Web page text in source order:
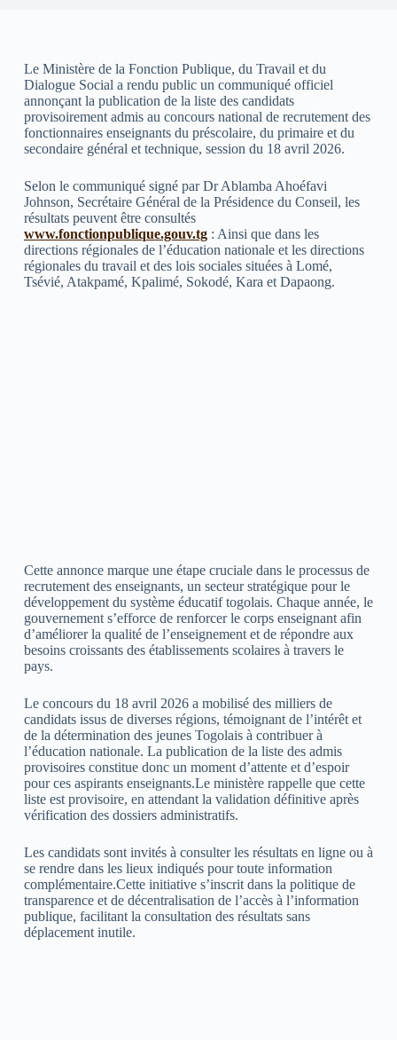
Le Ministère de la Fonction Publique, du Travail et du
Dialogue Social a rendu public un communiqué officiel
annonçant la publication de la liste des candidats
provisoirement admis au concours national de recrutement des
fonctionnaires enseignants du préscolaire, du primaire et du
secondaire général et technique, session du 18 avril 2026.
Selon le communiqué signé par Dr Ablamba Ahoéfavi
Johnson, Secrétaire Général de la Présidence du Conseil, les
résultats peuvent être consultés
www.fonctionpublique.gouv.tg: Ainsi que dans les
directions régionales de l’éducation nationale et les directions
régionales du travail et des lois sociales situées à Lomé,
Tsévié, Atakpamé, Kpalimé, Sokodé, Kara et Dapaong.
Cette annonce marque une étape cruciale dans le processus de
recrutement des enseignants, un secteur stratégique pour le
développement du système éducatif togolais. Chaque année, le
gouvernement s’efforce de renforcer le corps enseignant afin
d’améliorer la qualité de l’enseignement et de répondre aux
besoins croissants des établissements scolaires à travers le
pays.
Le concours du 18 avril 2026 a mobilisé des milliers de
candidats issus de diverses régions, témoignant de l’intérêt et
de la détermination des jeunes Togolais à contribuer à
l’éducation nationale. La publication de la liste des admis
provisoires constitue donc un moment d’attente et d’espoir
pour ces aspirants enseignants.Le ministère rappelle que cette
liste est provisoire, en attendant la validation définitive après
vérification des dossiers administratifs.
Les candidats sont invités à consulter les résultats en ligne ou à
se rendre dans les lieux indiqués pour toute information
complémentaire.Cette initiative s’inscrit dans la politique de
transparence et de décentralisation de l’accès à l’information
publique, facilitant la consultation des résultats sans
déplacement inutile.